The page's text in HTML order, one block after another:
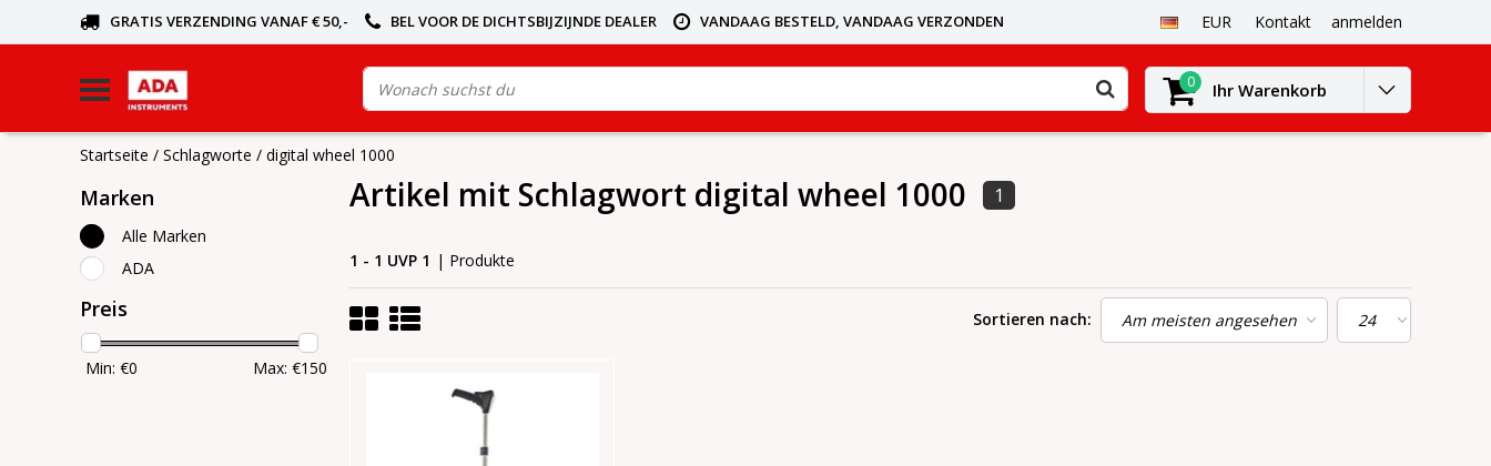
GRATIS VERZENDING VANAF € 50,- BEL VOOR DE DICHTSBIJZIJNDE DEALER VANDAAG BESTELD, VANDAAG VERZONDEN EUR Kontakt anmelden
0 Ihr Warenkorb
Startseite / Schlagworte / digital wheel 1000
Marken
Alle Marken
ADA
Preis
Min: €0 Max: €150
Artikel mit Schlagwort digital wheel 1000 1
1 - 1 UVP 1 | Produkte
Sortieren nach: